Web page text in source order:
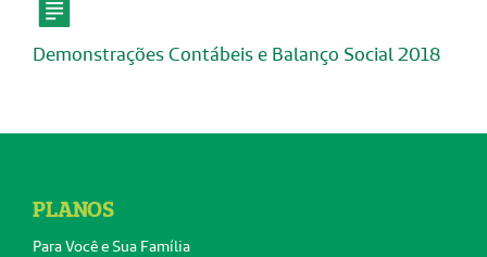
Demonstrações Contábeis e Balanço Social 2018
PLANOS
Para Você e Sua Família